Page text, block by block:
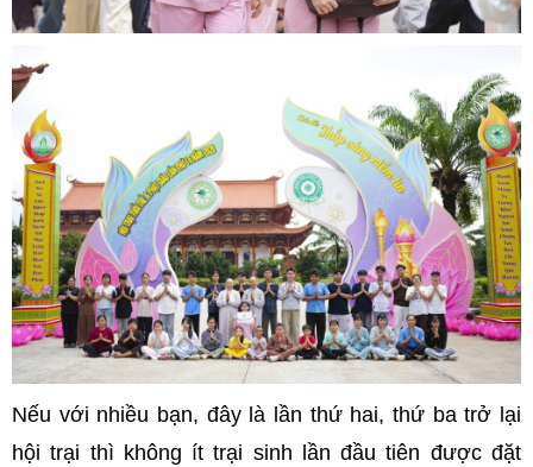
Nếu với nhiều bạn, đây là lần thứ hai, thứ ba trở lại
hội trại thì không ít trại sinh lần đầu tiên được đặt